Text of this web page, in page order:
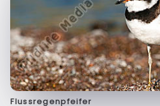
Flussregenpfeifer